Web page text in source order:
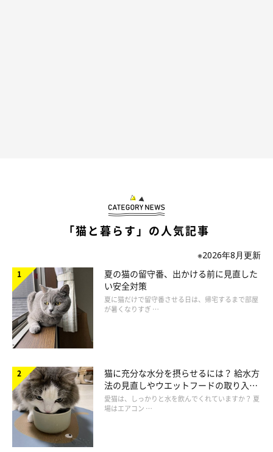
「ほぼ無知の状態だったため、すべてが戸惑い。猫ととも
に成長していった感じ」
からず、あーでもないこーでもないと苦戦。職場や友人の
猫飼い先輩方に助けられ、教えていただき、ネットの力も
借りながら日々勉強。今でも知識を増やし続けています」
「猫と暮らす」の人気記事
※2026年8月更新
夏の猫の留守番、出かける前に見直した
い安全対策
夏に猫だけで留守番させる日は、帰宅するまで部屋
が暑くなりすぎ …
猫に充分な水分を摂らせるには？ 給水方
法の見直しやウエットフードの取り入れ
方を解説
愛猫は、しっかりと水を飲んでくれていますか？ 夏
場はエアコン …